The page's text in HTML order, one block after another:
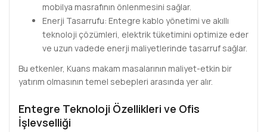
mobilya masrafının önlenmesini sağlar.
Enerji Tasarrufu: Entegre kablo yönetimi ve akıllı
teknoloji çözümleri, elektrik tüketimini optimize eder
ve uzun vadede enerji maliyetlerinde tasarruf sağlar.
Bu etkenler, Kuans makam masalarının maliyet-etkin bir
yatırım olmasının temel sebepleri arasında yer alır.
Entegre Teknoloji Özellikleri ve Ofis
İşlevselliği